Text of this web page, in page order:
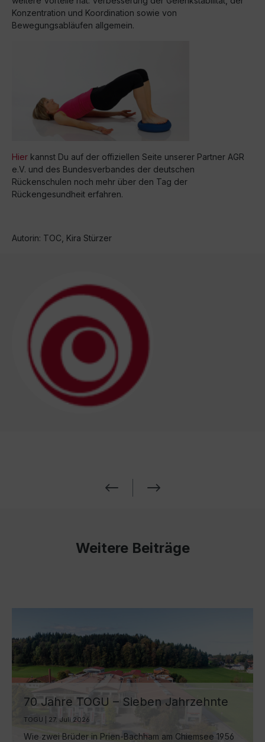
Konzentration und Koordination sowie von
Bewegungsabläufen allgemein.
Hier kannst Du auf der offiziellen Seite unserer Partner AGR
e.V. und des Bundesverbandes der deutschen
Rückenschulen noch mehr über den Tag der
Rückengesundheit erfahren.
Autorin: TOC, Kira Stürzer
Weitere Beiträge
70 Jahre TOGU – Sieben Jahrzehnte
Ball-Manufaktur am Chiemsee
TOGU | 27. Juli 2026
Wie zwei Brüder in Prien-Bachham am Chiemsee 1956